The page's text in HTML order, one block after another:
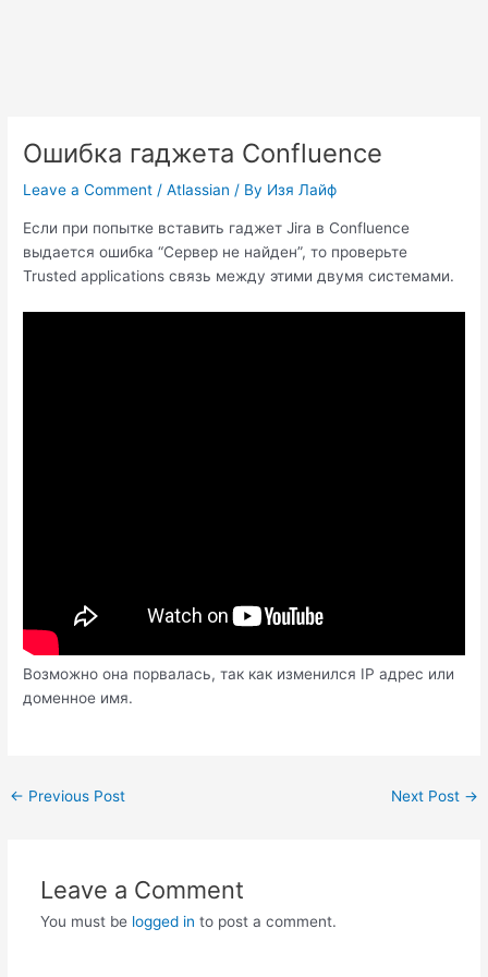
Ошибка гаджета Confluence
Leave a Comment /Atlassian / By Изя Лайф
Если при попытке вставить гаджет Jira в Confluence
выдается ошибка “Сервер не найден”, то проверьте
Trusted applications связь между этими двумя системами.
Возможно она порвалась, так как изменился IP адрес или
доменное имя.
Post
← Previous Post Next Post →
Leave a Comment
You must be logged in to post a comment.